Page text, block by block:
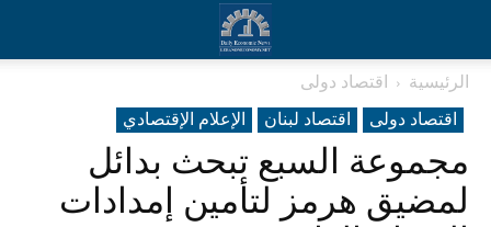
الرئيسية
اقتصاد دولی
اقتصاد دولی
اقتصاد لبنان الإعلام الإقتصادي
مجموعة السبع تبحث بدائل
لمضيق هرمز لتأمين إمدادات